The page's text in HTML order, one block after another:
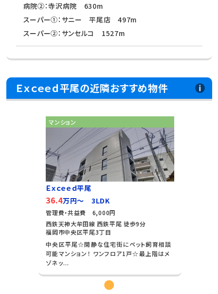
病院②：寺沢病院 630m
スーパー①：サニー 平尾店 497m
スーパー②：サンセルコ 1527m
Ｅｘｃｅｅｄ平尾の近隣おすすめ物件
マンション
Ｅｘｃｅｅｄ平尾
36.4万円～ 3LDK
管理費・共益費 6,000円
西鉄天神大牟田線 西鉄平尾 徒歩9分
福岡市中央区平尾3丁目
中央区平尾☆閑静な住宅街にペット飼育相談
可能マンション！ ワンフロア1戸☆最上階はメ
ゾネッ...